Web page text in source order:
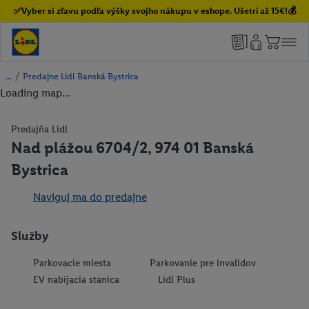
✅Vyber si zľavu podľa výšky svojho nákupu v eshope. Ušetri až 15€!💰
/ Predajne Lidl Banská Bystrica
Loading map...
Predajňa Lidl
Nad plážou 6704/2, 974 01 Banská
Bystrica
Naviguj ma do predajne
Služby
Parkovacie miesta
Parkovanie pre invalidov
EV nabíjacia stanica
Lidl Plus